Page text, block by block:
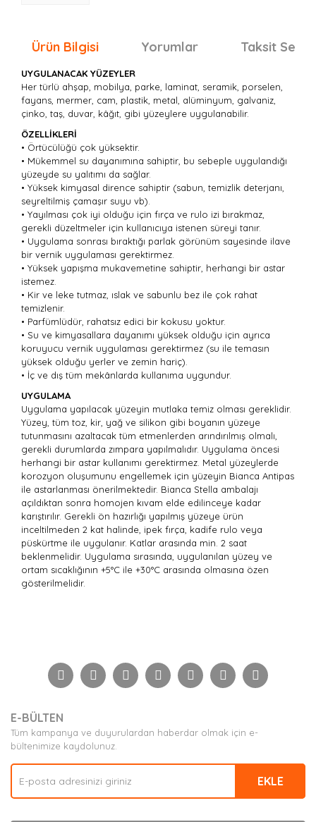
Ürün Bilgisi Yorumlar Taksit
UYGULANACAK YÜZEYLER
Her türlü ahşap, mobilya, parke, laminat, seramik, porselen,
fayans, mermer, cam, plastik, metal, alüminyum, galvaniz,
çinko, taş, duvar, kâğıt, gibi yüzeylere uygulanabilir.
ÖZELLİKLERİ
• Örtücülüğü çok yüksektir.
• Mükemmel su dayanımına sahiptir, bu sebeple uygulandığı
yüzeyde su yalıtımı da sağlar.
• Yüksek kimyasal dirence sahiptir (sabun, temizlik deterjanı,
seyreltilmiş çamaşır suyu vb).
• Yayılması çok iyi olduğu için fırça ve rulo izi bırakmaz,
gerekli düzeltmeler için kullanıcıya istenen süreyi tanır.
• Uygulama sonrası bıraktığı parlak görünüm sayesinde ilave
bir vernik uygulaması gerektirmez.
• Yüksek yapışma mukavemetine sahiptir, herhangi bir astar
istemez.
• Kir ve leke tutmaz, ıslak ve sabunlu bez ile çok rahat
temizlenir.
• Parfümlüdür, rahatsız edici bir kokusu yoktur.
• Su ve kimyasallara dayanımı yüksek olduğu için ayrıca
koruyucu vernik uygulaması gerektirmez (su ile temasın
yüksek olduğu yerler ve zemin hariç).
• İç ve dış tüm mekânlarda kullanıma uygundur.
UYGULAMA
Uygulama yapılacak yüzeyin mutlaka temiz olması gereklidir.
Yüzey, tüm toz, kir, yağ ve silikon gibi boyanın yüzeye
tutunmasını azaltacak tüm etmenlerden arındırılmış olmalı,
gerekli durumlarda zımpara yapılmalıdır. Uygulama öncesi
herhangi bir astar kullanımı gerektirmez. Metal yüzeylerde
korozyon oluşumunu engellemek için yüzeyin Bianca Antipas
ile astarlanması önerilmektedir. Bianca Stella ambalajı
açıldıktan sonra homojen kıvam elde edilinceye kadar
karıştırılır. Gerekli ön hazırlığı yapılmış yüzeye ürün
inceltilmeden 2 kat halinde, ipek fırça, kadife rulo veya
püskürtme ile uygulanır. Katlar arasında min. 2 saat
beklenmelidir. Uygulama sırasında, uygulanılan yüzey ve
ortam sıcaklığının +5°C ile +30°C arasında olmasına özen
gösterilmelidir.
Yorum Yaz
Görüş ve önerileriniz için teşekkür ederiz.
Ürün açıklamasında eksik bilgiler bulunuyor.
Ürün bilgilerinde hatalar bulunuyor.
Ürün fiyatı diğer sitelerden daha pahalı.
Bu ürüne benzer farklı alternatifler olmalı.
E-BÜLTEN
Tüm kampanya ve duyurulardan haberdar olmak için e-
bültenimize kaydolunuz.
EKLE